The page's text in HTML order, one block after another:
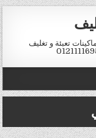
تعبئة و تغليف